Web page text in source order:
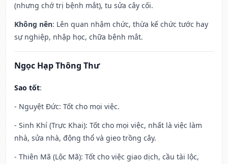
(nhưng chớ trị bệnh mắt), tu sửa cây cối.
Không nên: Lên quan nhậm chức, thừa kế chức tước hay
sự nghiệp, nhập học, chữa bệnh mắt.
Ngọc Hạp Thông Thư
Sao tốt:
- Nguyệt Đức: Tốt cho mọi việc.
- Sinh Khí (Trực Khai): Tốt cho mọi việc, nhất là việc làm
nhà, sửa nhà, động thổ và gieo trồng cây.
- Thiên Mã (Lộc Mã): Tốt cho việc giao dịch, cầu tài lộc,